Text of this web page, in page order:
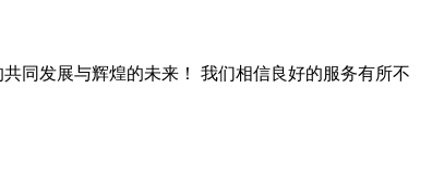
同发展与辉煌的未来！ 我们相信良好的服务有所不